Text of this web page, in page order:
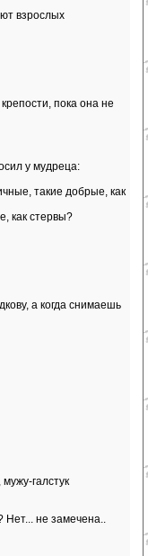
взрослых
пока она не
у мудреца:
такие добрые, как
как стервы?
а когда снимаешь
галстук
Нет... не замечена..